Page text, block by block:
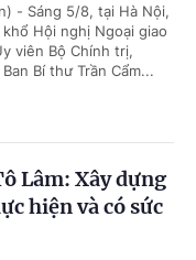
- Sáng 5/8, tại Hà Nội,
Hội nghị Ngoại giao
viên Bộ Chính trị,
Bí thư Trần Cẩm...
Lâm: Xây dựng
hiện và có sức